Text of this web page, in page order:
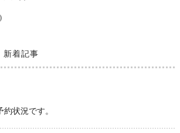
新着記事
状況です。